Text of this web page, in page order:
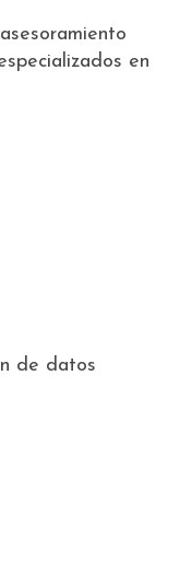
en
de datos